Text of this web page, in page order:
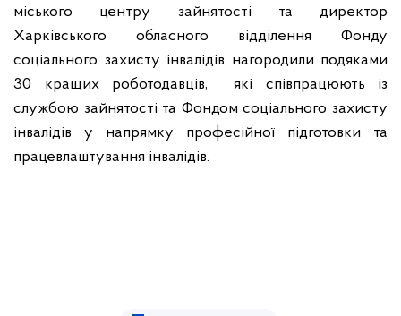
міського центру зайнятості та директор
Харківського обласного відділення Фонду
соціального захисту інвалідів нагородили подяками
30 кращих роботодавців,
які співпрацюють із
службою зайнятості та Фондом соціального захисту
інвалідів у напрямку професійної підготовки та
працевлаштування інвалідів.